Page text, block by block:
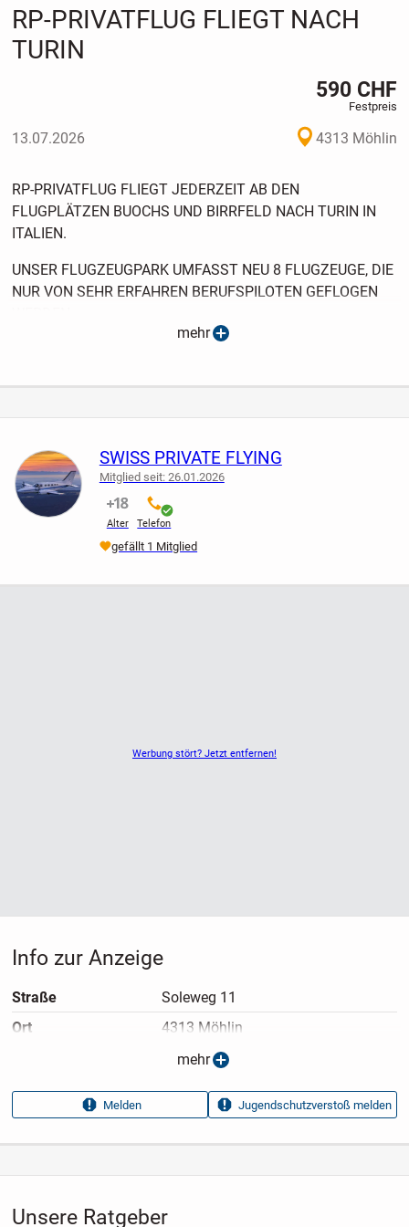
RP-PRIVATFLUG FLIEGT NACH
TURIN
590 CHF
Festpreis
13.07.2026 4313 Möhlin
RP-PRIVATFLUG FLIEGT JEDERZEIT AB DEN
FLUGPLÄTZEN BUOCHS UND BIRRFELD NACH TURIN IN
ITALIEN.
UNSER FLUGZEUGPARK UMFASST NEU 8 FLUGZEUGE, DIE
NUR VON SEHR ERFAHREN BERUFSPILOTEN GEFLOGEN
WEBSIDE : RP-PRIVATFLUG.CH
MAIL : RP-PRIVATFLUG@GMX.NET
FÜR WEITERE FRAGEN UND BUCHUNGEN STEHT IHNEN
84 80 ZUR VERFÜGUNG !
mehr
Werbung stört? Jetzt entfernen!
Unsere Ratgeber
SWISS PRIVATE FLYING
Mitglied seit: 26.01.2026
Alter
nicht verifiziert
Telefon
verifiziert
gefällt 1 Mitglied
Info zur Anzeige
Straße
Soleweg 11
Ort
4313 Möhlin
Privatangebot
Anzeigen­datum
13.07.2026
Anzeigen­kennung
5fde1ff2
Aufrufe dieser
11
Flüge
mehr
Melden Jugendschutzverstoß melden